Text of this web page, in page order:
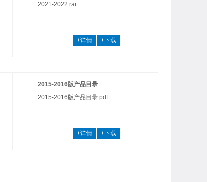
2021-2022.rar
+详情 +下载
2015-2016版产品目录
2015-2016版产品目录.pdf
+详情 +下载